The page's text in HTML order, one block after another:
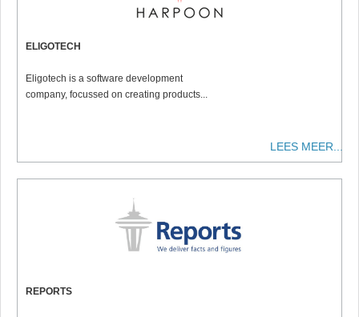
ELIGOTECH
Eligotech is a software development
company, focussed on creating products...
LEES MEER...
REPORTS